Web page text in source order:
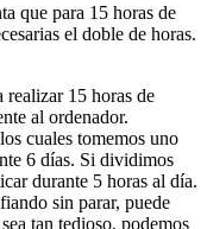
que para 15 horas de
el doble de horas.
realizar 15 horas de
al ordenador.
cuales tomemos uno
6 días. Si dividimos
durante 5 horas al día.
sin parar, puede
tan tedioso, podemos